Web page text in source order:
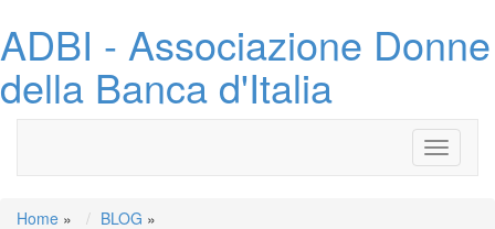
ADBI - Associazione Donne
della Banca d'Italia
Toggle
Home » BLOG »